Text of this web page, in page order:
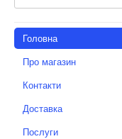
Головна
Про магазин
Контакти
Доставка
Послуги